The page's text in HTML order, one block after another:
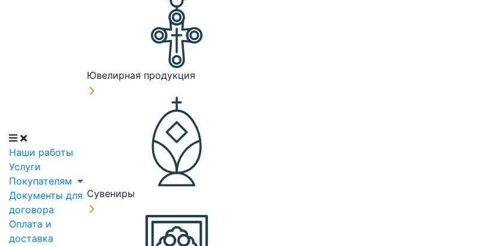
Наши работы
Услуги
Покупателям
Документы для
договора
Оплата и
доставка
Ювелирная продукция
Сувениры